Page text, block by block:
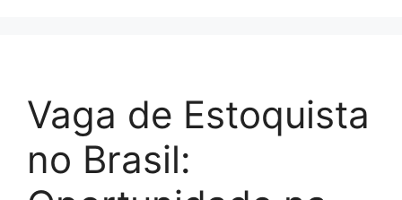
Vaga de Estoquista
no Brasil: